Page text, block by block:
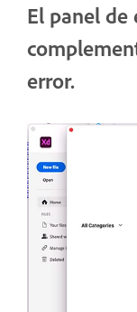
El panel de
error.